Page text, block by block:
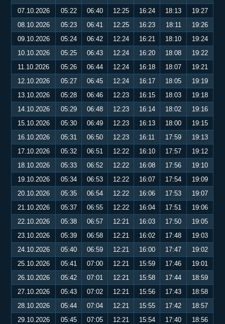
07.10.2026
05:22 06:40 12:25 16:24 18:13
19:27
08.10.2026
05:23 06:41 12:25 16:23 18:11
19:26
09.10.2026
05:24 06:42 12:24 16:21 18:10
19:24
10.10.2026
05:25 06:43 12:24 16:20 18:08
19:22
11.10.2026
05:26 06:44 12:24 16:18 18:07
19:21
12.10.2026
05:27 06:45 12:24 16:17 18:05
19:19
13.10.2026
05:28 06:46 12:23 16:15 18:03
19:18
14.10.2026
05:29 06:48 12:23 16:14 18:02
19:16
15.10.2026
05:30 06:49 12:23 16:13 18:00
19:15
16.10.2026
05:31 06:50 12:23 16:11 17:59
19:13
17.10.2026
05:32 06:51 12:22 16:10 17:57
19:12
18.10.2026
05:33 06:52 12:22 16:08 17:56
19:10
19.10.2026
05:34 06:53 12:22 16:07 17:54
19:09
20.10.2026
05:35 06:54 12:22 16:06 17:53
19:07
21.10.2026
05:37 06:55 12:22 16:04 17:51
19:06
22.10.2026
05:38 06:57 12:21 16:03 17:50
19:05
23.10.2026
05:39 06:58 12:21 16:02 17:48
19:03
24.10.2026
05:40 06:59 12:21 16:00 17:47
19:02
25.10.2026
05:41 07:00 12:21 15:59 17:46
19:01
26.10.2026
05:42 07:01 12:21 15:58 17:44
18:59
27.10.2026
05:43 07:02 12:21 15:56 17:43
18:58
28.10.2026
05:44 07:04 12:21 15:55 17:42
18:57
29.10.2026
05:45 07:05 12:21 15:54 17:40
18:56